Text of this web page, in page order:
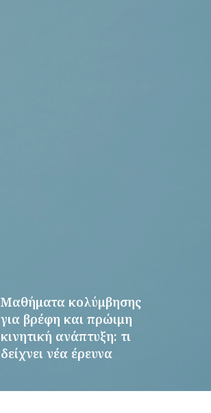
Μαθήματα κολύμβησης
για βρέφη και πρώιμη
κινητική ανάπτυξη: τι
δείχνει νέα έρευνα